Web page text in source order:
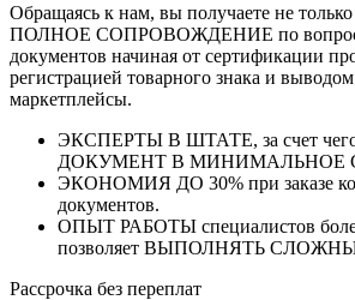
Обращаясь к нам, вы получаете не
ПОЛНОЕ СОПРОВОЖДЕНИЕ по
документов начиная от сертификации
регистрацией товарного знака и
маркетплейсы.
ЭКСПЕРТЫ В ШТАТЕ, за счет
ДОКУМЕНТ В МИНИМАЛЬНОЕ
ЭКОНОМИЯ ДО 30% при заказе
документов.
ОПЫТ РАБОТЫ специалистов
позволяет ВЫПОЛНЯТЬ
Рассрочка без переплат